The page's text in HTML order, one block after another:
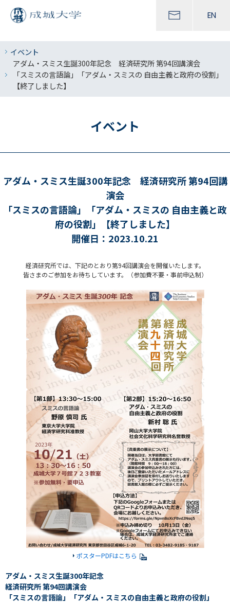
EN
イベント
アダム・スミス生誕300年記念 経済研究所 第94回講演会
「スミスの言語論」「アダム・スミスの 自由主義と政府の役割」
【終了しました】
イベント
アダム・スミス生誕300年記念 経済研究所 第94回講
演会
「スミスの言語論」「アダム・スミスの 自由主義と政
府の役割」【終了しました】
開催日：2023.10.21
経済研究所では、下記のとおり第94回講演会を開催いたします。
皆さまのご参加をお待ちしています。（参加費不要・事前申込制）
ポスターPDFはこちら
アダム・スミス生誕300年記念
経済研究所 第94回講演会
「スミスの言語論」「アダム・スミスの自由主義と政府の役割」